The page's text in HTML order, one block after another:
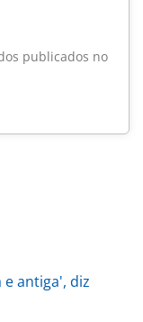
publicados no
antiga', diz